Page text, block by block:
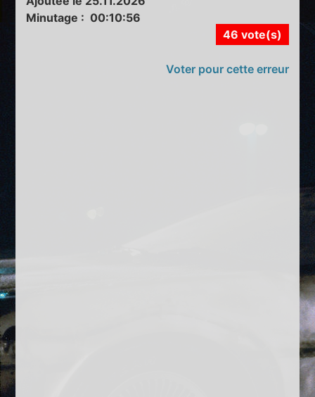
Minutage : 00:10:56
46 vote(s)
Voter pour cette erreur